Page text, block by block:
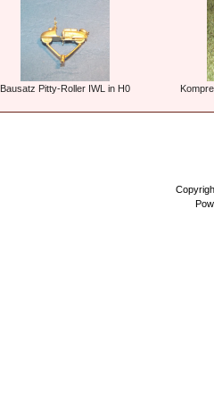
Bausatz Pitty-Roller IWL in H0